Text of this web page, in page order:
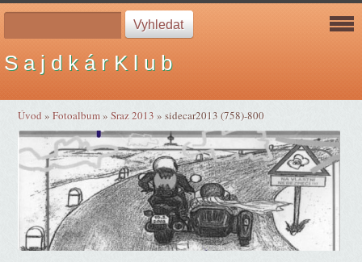
S a j d k á r K l u b
Úvod »Fotoalbum»Sraz 2013 »sidecar2013 (758)-800